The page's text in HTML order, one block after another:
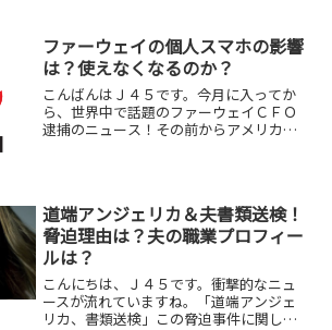
け疑惑が出てくると、国民もマヒしてし
まいそうです。
ファーウェイの個人スマホの影響
は？使えなくなるのか？
こんばんはＪ４５です。今月に入ってか
ら、世界中で話題のファーウェイＣＦＯ
逮捕のニュース！その前からアメリカ
道端アンジェリカ＆夫書類送検！
脅迫理由は？夫の職業プロフィー
ルは？
こんにちは、Ｊ４５です。衝撃的なニュ
ースが流れていますね。「道端アンジェ
リカ、書類送検」この脅迫事件に関して